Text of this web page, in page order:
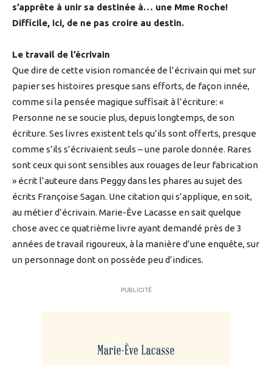
s’apprête à unir sa destinée à… une Mme Roche!
Difficile, ici, de ne pas croire au destin.
Le travail de l’écrivain
Que dire de cette vision romancée de l’écrivain qui met sur
papier ses histoires presque sans efforts, de façon innée,
comme si la pensée magique suffisait à l’écriture: «
Personne ne se soucie plus, depuis longtemps, de son
écriture. Ses livres existent tels qu’ils sont offerts, presque
comme s’ils s’écrivaient seuls – une parole donnée. Rares
sont ceux qui sont sensibles aux rouages de leur fabrication
» écrit l’auteure dans Peggy dans les phares au sujet des
écrits Françoise Sagan. Une citation qui s’applique, en soit,
au métier d’écrivain. Marie-Ève Lacasse en sait quelque
chose avec ce quatrième livre ayant demandé près de 3
années de travail rigoureux, à la manière d’une enquête, sur
un personnage dont on possède peu d’indices.
PUBLICITÉ